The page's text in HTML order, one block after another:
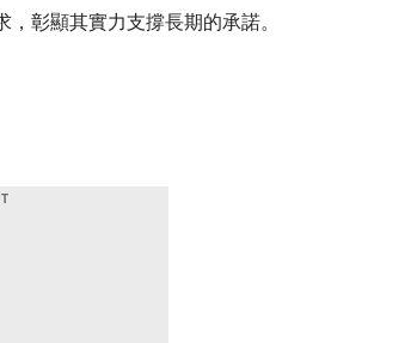
彰顯其實力支撐長期的承諾。